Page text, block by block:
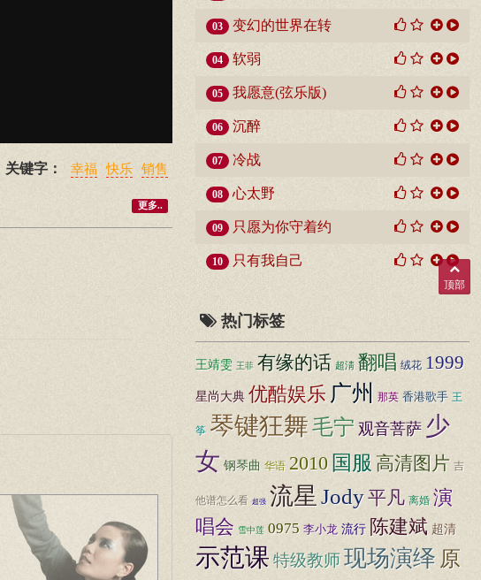
关键字： 幸福 快乐 销售
更多..
03 变幻的世界在转
04 软弱
05 我愿意(弦乐版)
06 沉醉
07 冷战
08 心太野
09 只愿为你守着约
10 只有我自己
热门标签
王靖雯 王菲 有缘的话 超淸 翻唱 绒花 1999
星尚大典 优酷娱乐 广州 那英 香港歌手 王
筝 琴键狂舞毛宁 观音菩萨 少
女 钢琴曲 华语 2010 国服 高清图片 吉
他谱怎么看 超强 流星 Jody平凡 离婚 演
唱会 雪中莲 0975 李小龙 流行 陈建斌 超清
示范课特级教师现场演绎 原
顶部